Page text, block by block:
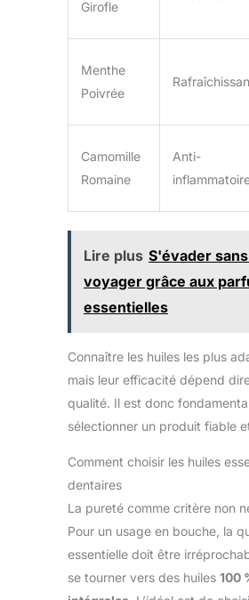
Girofle
Menthe
Poivrée
Camomille
Romaine
Anti-
Lire plus S'évader
voyager grâce aux
essentielles
Connaître les huiles les plus
mais leur efficacité dépend
qualité. Il est donc
sélectionner un produit fiable
Comment choisir les huiles
dentaires
La pureté comme critère non
Pour un usage en bouche, la
essentielle doit être
se tourner vers des huiles 100